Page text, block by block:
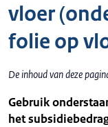
vloer
folie op
De inhoud van deze
Gebruik
het